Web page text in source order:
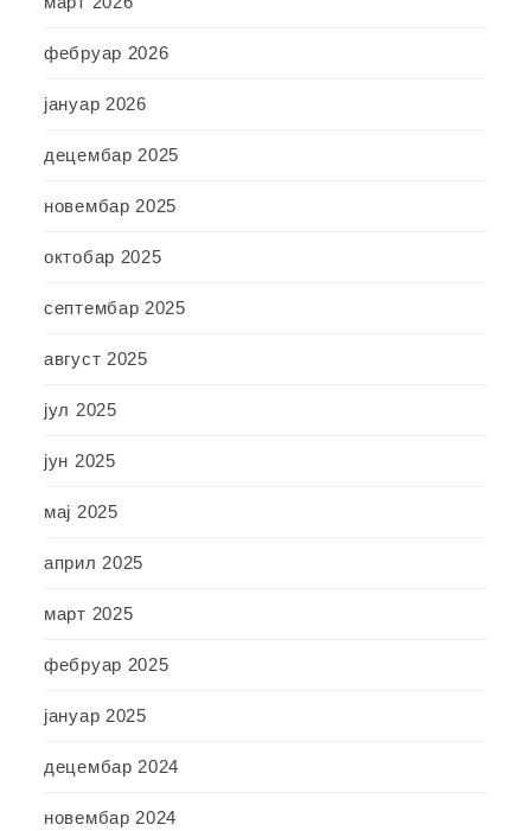
фебруар 2026
јануар 2026
децембар 2025
новембар 2025
октобар 2025
септембар 2025
август 2025
јул 2025
јун 2025
мај 2025
април 2025
март 2025
фебруар 2025
јануар 2025
децембар 2024
новембар 2024